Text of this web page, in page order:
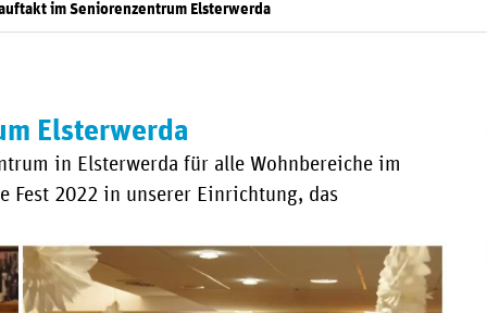
im Seniorenzentrum Elsterwerda
Elsterwerda
in Elsterwerda für alle Wohnbereiche im
Fest 2022 in unserer Einrichtung, das